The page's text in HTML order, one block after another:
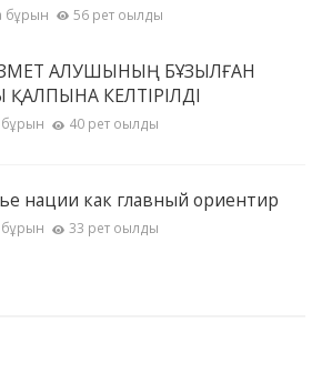
бұрын 56 рет оқылды
АЛУШЫНЫҢ БҰЗЫЛҒАН
ҚАЛПЫНА КЕЛТІРІЛДІ
40 рет оқылды
нации как главный ориентир
33 рет оқылды